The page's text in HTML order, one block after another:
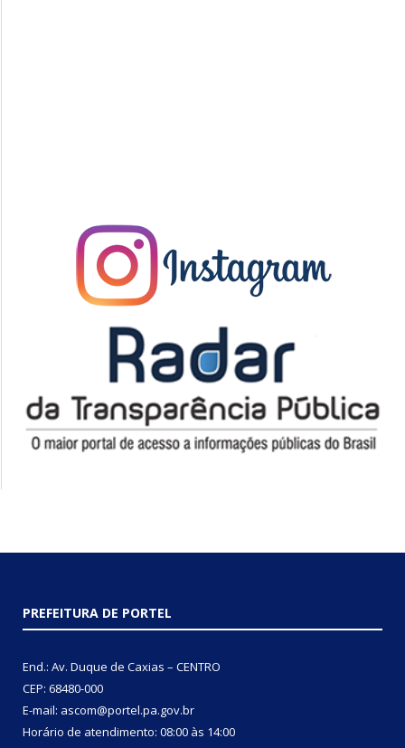
PREFEITURA DE PORTEL
End.: Av. Duque de Caxias – CENTRO
CEP: 68480-000
E-mail: ascom@portel.pa.gov.br
Horário de atendimento: 08:00 às 14:00